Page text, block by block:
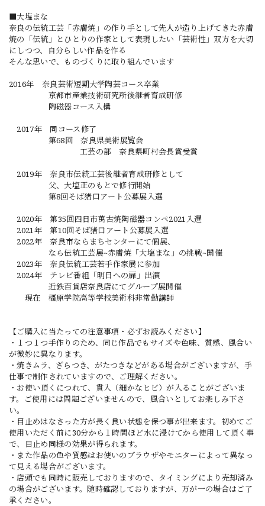
■大塩まな
奈良の伝統工芸「赤膚焼」の作り手として先人が造り上げてきた赤膚
焼の「伝統」とひとりの作家として表現したい「芸術性」双方を大切
にしつつ、自分らしい作品を作る
そんな思いで、ものづくりに取り組んでいます
2016年 奈良芸術短期大学陶芸コース卒業
京都市産業技術研究所後継者育成研修
陶磁器コース入構
2017年 同コース修了
第68回 奈良県美術展覧会
工芸の部 奈良県町村会長賞受賞
2019年 奈良市伝統工芸後継者育成研修として
父、大塩正のもとで修行開始
第8回そば猪口アート公募展入選
2020年 第35回四日市萬古焼陶磁器コンペ2021入選
2021年 第10回そば猪口アート公募展入選
2022年 奈良市ならまちセンターにて個展、
なら伝統工芸展~赤膚焼「大塩まな」の挑戦~開催
2023年 奈良伝統工芸若手作家展に参加
2024年 テレビ番組「明日への扉」出演
近鉄百貨店奈良店にてグループ展開催
現在 橿原学院高等学校美術科非常勤講師
【ご購入に当たっての注意事項・必ずお読みください】
・１つ１つ手作りのため、同じ作品でもサイズや色味、質感、風合い
が微妙に異なります。
・焼きムラ、ざらつき、がたつきなどがある場合がございますが、手
仕事で制作されていますので、ご理解ください。
・お使い頂くにつれて、貫入（細かなヒビ）が入ることがございま
す。ご使用には問題ございませんので、風合いとしてお楽しみ下さ
い。
・目止めはなさった方が長く良い状態を保つ事が出来ます。初めてご
使用いただく前に30分から１時間ほど水に浸けてから使用して頂く事
で、目止め同様の効果が得られます。
・また作品の色や質感はお使いのブラウザやモニターによって異なっ
て見える場合がございます。
・店頭でも同時に販売しておりますので、タイミングにより売却済み
の場合がございます。随時確認しておりますが、万が一の場合はご了
承ください。